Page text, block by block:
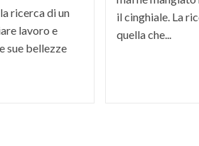
ricerca di un
lavoro e
sue bellezze
il cinghiale. La
quella che...